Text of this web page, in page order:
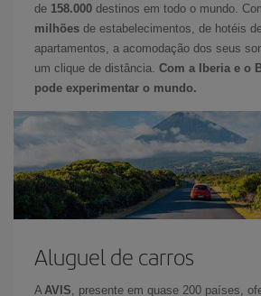
de 158.000 destinos em todo o mundo.
milhões de estabelecimentos, de hotéis
apartamentos, a acomodação dos seus
um clique de distância. Com a Iberia e o
pode experimentar o mundo.
Aluguel de carros
A AVIS , presente em quase 200 países,